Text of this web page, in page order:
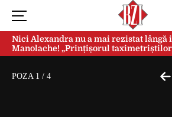
Nici Alexandra nu a mai rezistat lângă
Manolache! „Prințișorul
după doi ani de căsnicie
POZA 1 / 4